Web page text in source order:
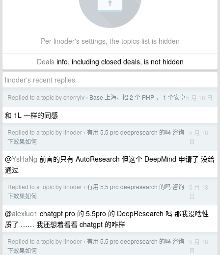
Per linoder's settings, the topics list is hidden
Dealsinfo, including closed deals, is not hidden
linoder's recent replies
Replied to a topic by cherrylv › Base 上海，招 2 个 PHP ， 1 个安卓5 月 18 日
和 1L 一样的同感
Replied to a topic by linoder › 有用 5.5 pro deepresearch 的吗 咨询
下效果如何
5 月 18
日
@YsHaNg 前言的只有 AutoResearch 但这个 DeepMind 申请了 没给
通过
Replied to a topic by linoder › 有用 5.5 pro deepresearch 的吗 咨询
下效果如何
5 月 18
日
@alexluo1 chatgpt pro 的 5.5pro 的 DeepResearch 吗 那我没啥性
质了 …… 我还想着看看 chatgpt 的咋样
Replied to a topic by linoder › 有用 5.5 pro deepresearch 的吗 咨询
下效果如何
5 月 18
日